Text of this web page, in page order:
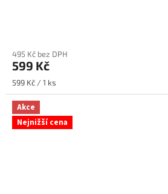
495 Kč bez DPH
599 Kč
Měrná
cena:
599 Kč / 1 ks
Akce
Nejnižší cena